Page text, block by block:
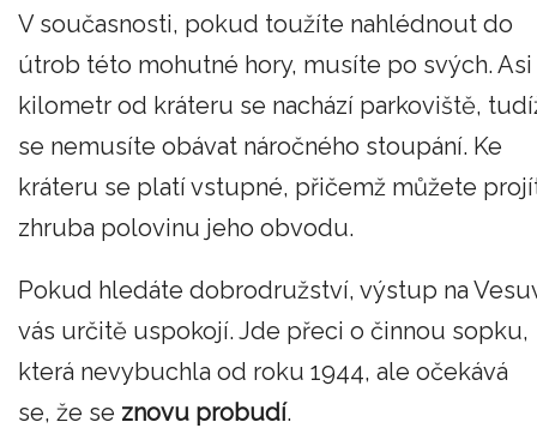
V současnosti, pokud toužíte nahlédnout do
útrob této mohutné hory, musíte po svých. Asi
kilometr od kráteru se nachází parkoviště,
se nemusíte obávat náročného stoupání. Ke
kráteru se platí vstupné, přičemž můžete
zhruba polovinu jeho obvodu.
Pokud hledáte dobrodružství, výstup na
vás určitě uspokojí. Jde přeci o činnou sopku,
která nevybuchla od roku 1944, ale očekává
se, že se znovu probudí.